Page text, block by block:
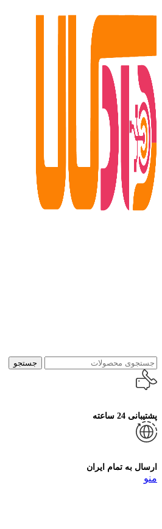
جستجو
پشتیبانی 24 ساعته
ارسال به تمام ایران
منو